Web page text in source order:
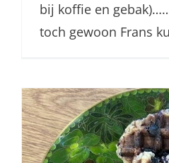
bij koffie en
toch gewoon Frans